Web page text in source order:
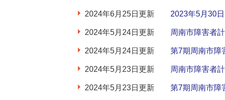
2024年6月25日更新 2023年5月30
2024年5月24日更新 周南市障害者
2024年5月24日更新 第7期周南市障
2024年5月23日更新 周南市障害者
2024年5月23日更新 第7期周南市障